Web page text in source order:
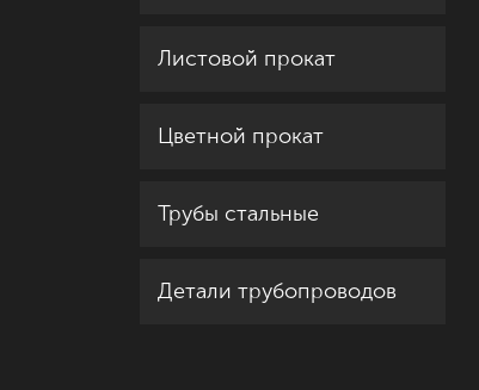
Листовой прокат
Цветной прокат
Трубы стальные
Детали трубопроводов